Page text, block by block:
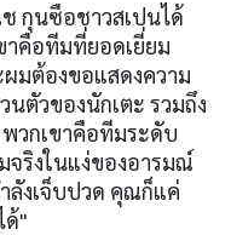
กุนซือชาวสเปนได้
าคือทีมที่ยอดเยี่ยม
ผมต้องขอแสดงความ
ตัวของนักเตะ รวมถึง
วกเขาคือทีมระดับ
ริงในแง่ของอารมณ์
ลังเจ็บปวด คุณก็แค่
ด้"